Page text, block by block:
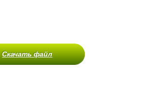
Скачать файл